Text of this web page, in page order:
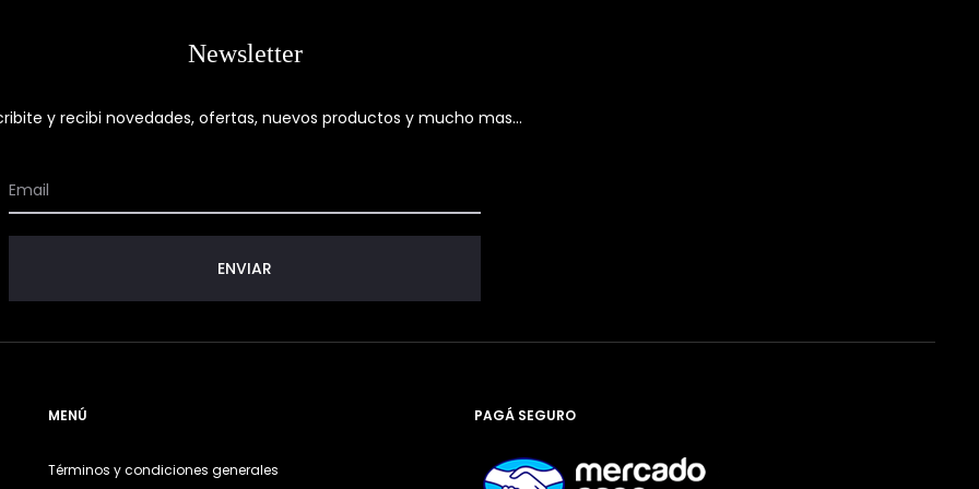
Newsletter
y recibi novedades, ofertas, nuevos productos y mucho mas...
MENÚ
Términos y condiciones generales
PAGÁ SEGURO